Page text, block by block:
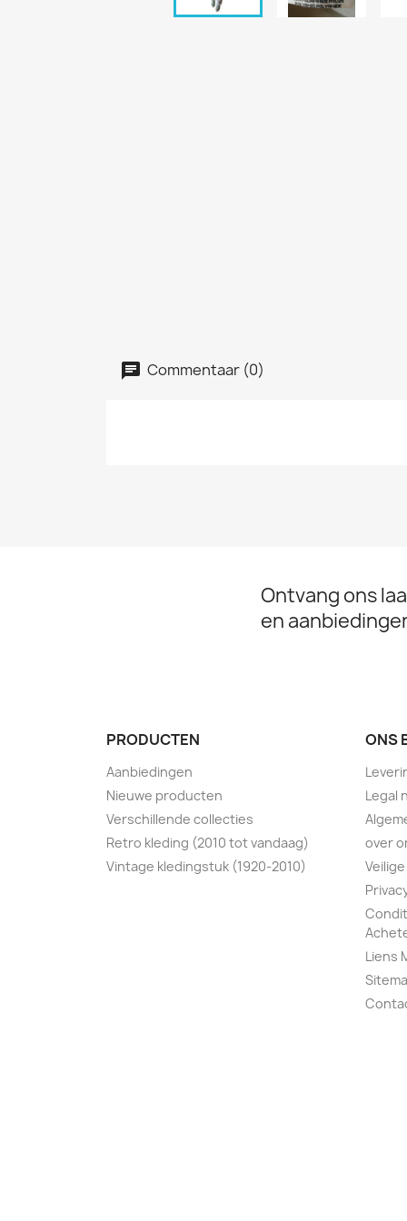
Commentaar (0)
Ontvang ons
en
PRODUCTEN
Aanbiedingen
Nieuwe producten
Verschillende collecties
Retro kleding (2010 tot vandaag)
Vintage kledingstuk (1920-2010)
ONS
Legal
over
Liens